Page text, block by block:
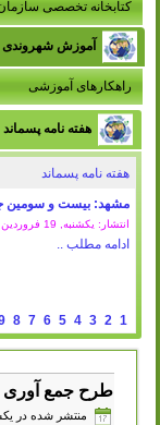
کتابخانه تخصصی
آموزش شهروندی
راهکارهای آموزشی
هفته نامه پسماند
هفته نامه پسماند
مشهد: بیست و سومین
انتشار: یکشنبه, 19 فروردين 1397
ادامه مطلب ..
1
2
3
4
5
6
7
8
طرح جمع آوری
منتشر شده در یکشنبه, 13 مرداد